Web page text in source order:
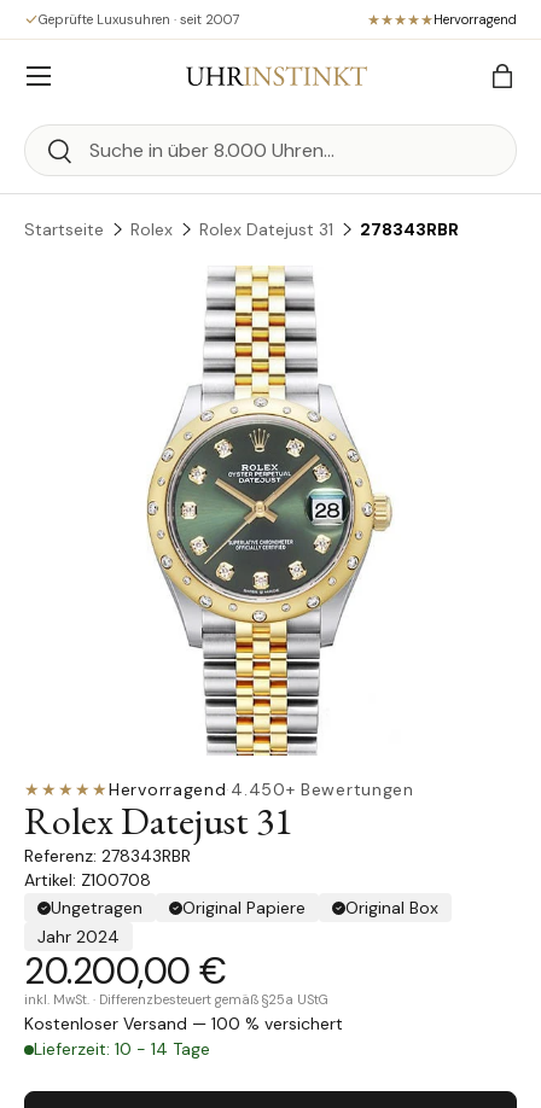
Direkt zum Inhalt
Geprüfte Luxusuhren · seit 2007 Hervorragend
Suchen
Suchen
Menü
Startseite Rolex Rolex Datejust 31 278343RBR
Zu Produktinformationen springen
★★★★★Hervorragend·4.450+ Bewertungen
Rolex Datejust 31
278343RBR
Artikel: Z100708
Ungetragen
Original Papiere
Original Box
Jahr 2024
20.200,00 €
inkl. MwSt. · Differenzbesteuert gemäß §25a UStG
Kostenloser Versand — 100 % versichert
Lieferzeit: 10 - 14 Tage